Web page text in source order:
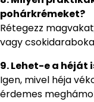
pohárkrémeket?
Rétegezz
vagy
9. Lehet-e a héját
Igen, mivel héja
érdemes